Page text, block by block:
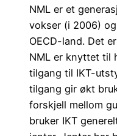
NML er et
vokser (i 2006)
OECD-land. Det
NML er knyttet til
tilgang til IKT-
tilgang gir økt
forskjell mellom
bruker IKT